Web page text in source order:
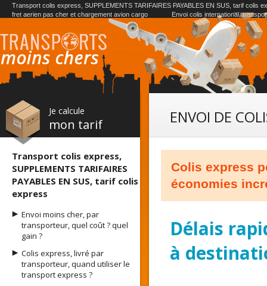
Transport colis express, SUPPLEMENTS TARIFAIRES PAYABLES EN SUS, tarif colis
fret aerien pas cher et chargement avion cargo
Envoi colis international,
Je calcule
mon tarif
Transport colis express,
SUPPLEMENTS TARIFAIRES
PAYABLES EN SUS, tarif colis
express
Envoi moins cher, par
transporteur, quel coût ? quel
gain ?
Colis express, livré par
transporteur, quand utiliser le
transport express ?
ENVOI DE
Colis express
économies
Délais
à